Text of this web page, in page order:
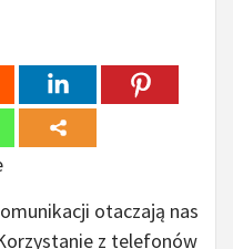
otaczają nas
z telefonów